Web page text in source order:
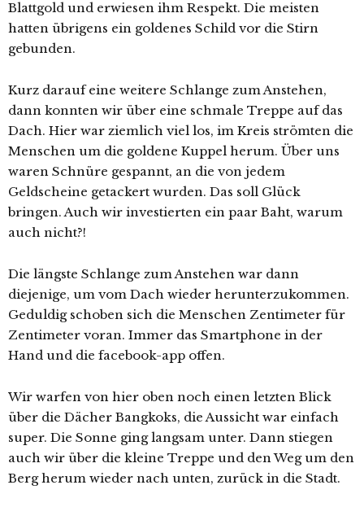
Blattgold und erwiesen ihm Respekt. Die meisten
hatten übrigens ein goldenes Schild vor die Stirn
gebunden.
Kurz darauf eine weitere Schlange zum Anstehen,
dann konnten wir über eine schmale Treppe auf das
Dach. Hier war ziemlich viel los, im Kreis strömten die
Menschen um die goldene Kuppel herum. Über uns
waren Schnüre gespannt, an die von jedem
Geldscheine getackert wurden. Das soll Glück
bringen. Auch wir investierten ein paar Baht, warum
auch nicht?!
Die längste Schlange zum Anstehen war dann
diejenige, um vom Dach wieder herunterzukommen.
Geduldig schoben sich die Menschen Zentimeter für
Zentimeter voran. Immer das Smartphone in der
Hand und die facebook-app offen.
Wir warfen von hier oben noch einen letzten Blick
über die Dächer Bangkoks, die Aussicht war einfach
super. Die Sonne ging langsam unter. Dann stiegen
auch wir über die kleine Treppe und den Weg um den
Berg herum wieder nach unten, zurück in die Stadt.